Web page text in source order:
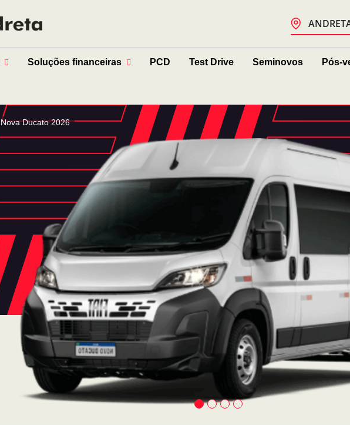
Soluções financeiras PCD Test Drive Seminovos Pós-
Nova Ducato 2026